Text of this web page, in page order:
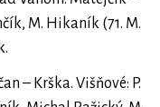
M. Hikaník (71. M.
– Krška. Višňové: P.